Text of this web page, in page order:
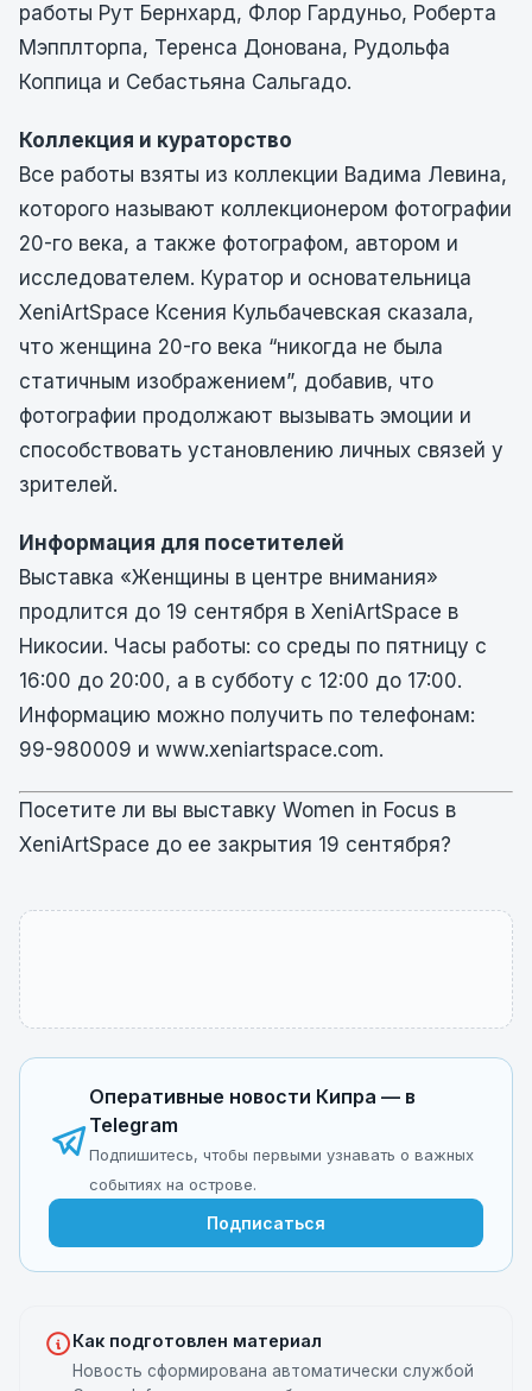
работы Рут Бернхард, Флор Гардуньо, Роберта
Мэпплторпа, Теренса Донована, Рудольфа
Коппица и Себастьяна Сальгадо.
Коллекция и кураторство
Все работы взяты из коллекции Вадима Левина,
которого называют коллекционером фотографии
20-го века, а также фотографом, автором и
исследователем. Куратор и основательница
XeniArtSpace Ксения Кульбачевская сказала,
что женщина 20-го века “никогда не была
статичным изображением”, добавив, что
фотографии продолжают вызывать эмоции и
способствовать установлению личных связей у
зрителей.
Информация для посетителей
Выставка «Женщины в центре внимания»
продлится до 19 сентября в XeniArtSpace в
Никосии. Часы работы: со среды по пятницу с
16:00 до 20:00, а в субботу с 12:00 до 17:00.
Информацию можно получить по телефонам:
99-980009 и www.xeniartspace.com.
Посетите ли вы выставку Women in Focus в
XeniArtSpace до ее закрытия 19 сентября?
Оперативные новости Кипра — в
Telegram
Подпишитесь, чтобы первыми узнавать о важных
событиях на острове.
Подписаться
Как подготовлен материал
Новость сформирована автоматически службой